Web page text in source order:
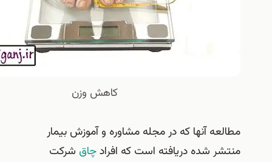
آنها که در مجله مشاوره و آموزش بیمار
شده دریافته است که افرادچاقشرکت